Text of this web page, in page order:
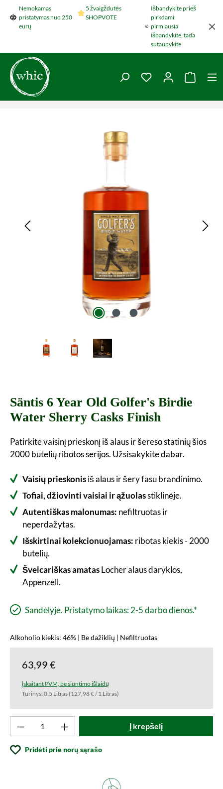
Šokti į pagrindinį turinį
Nemokamas
pristatymas nuo 250
eurų
5 žvaigždutės
SHOPVOTE
Išbandykite prieš
pirkdami:
pirmiausia
išbandykite, tada
sutaupykite
You have 0 wishlist
Praleisti nuotraukų galeriją
Säntis 6 Year Old Golfer's Birdie
Water Sherry Casks Finish
Patirkite vaisinį prieskonį iš alaus ir šereso statinių šios
2000 butelių ribotos serijos. Užsisakykite dabar.
Vaisių prieskonisiš alaus ir šery fasu brandinimo.
Tofiai, džiovinti vaisiai ir ąžuolasstiklinėje.
Autentiškas malonumas: nefiltruotas ir
neperdažytas.
Išskirtinai kolekcionuojamas: ribotas kiekis - 2000
butelių.
Šveicariškas amatasLocher alaus daryklos,
Appenzell.
Sandėlyje. Pristatymo laikas: 2-5 darbo dienos.*
Alkoholio kiekis: 46% | Be dažiklių | Nefiltruotas
63,99 €
įskaitant PVM, be siuntimo išlaidų
Turinys: 0.5 Litras(127,98 € / 1 Litras)
Produkto kiekis: Įveskite norimą vertę
Į krepšelį
Pridėti prie norų sąrašo